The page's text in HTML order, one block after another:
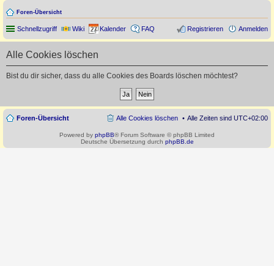
Foren-Übersicht
Schnellzugriff Wiki Kalender FAQ Anmelden
Registrieren
Alle Cookies löschen
Bist du dir sicher, dass du alle Cookies des Boards löschen möchtest?
Foren-Übersicht Alle Zeiten sind UTC+02:00
Alle Cookies löschen
Powered by phpBB® Forum Software © phpBB Limited
Deutsche Übersetzung durch phpBB.de